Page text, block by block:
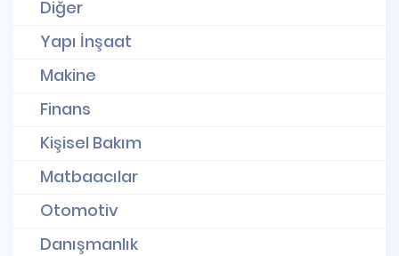
Diğer
Yapı İnşaat
Makine
Finans
Kişisel Bakım
Matbaacılar
Otomotiv
Danışmanlık